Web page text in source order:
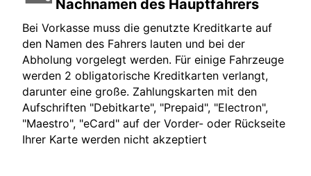
Nachnamen des Hauptfahrers
Bei Vorkasse muss die genutzte Kreditkarte auf
den Namen des Fahrers lauten und bei der
Abholung vorgelegt werden. Für einige Fahrzeuge
werden 2 obligatorische Kreditkarten verlangt,
darunter eine große. Zahlungskarten mit den
Aufschriften "Debitkarte", "Prepaid", "Electron",
"Maestro", "eCard" auf der Vorder- oder Rückseite
Ihrer Karte werden nicht akzeptiert